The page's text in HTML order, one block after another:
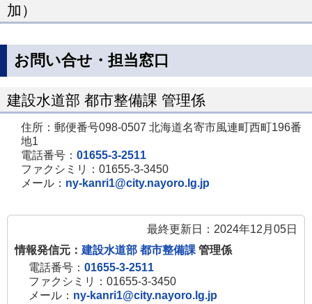
加）
お問い合せ・担当窓口
建設水道部 都市整備課 管理係
住所：郵便番号098-0507 北海道名寄市風連町西町196番
地1
電話番号： 01655-3-2511
ファクシミリ：01655-3-3450
メール： ny-kanri1@city.nayoro.lg.jp
最終更新日：2024年12月05日
情報発信元： 建設水道部 都市整備課 管理係
電話番号： 01655-3-2511
ファクシミリ：01655-3-3450
メール： ny-kanri1@city.nayoro.lg.jp